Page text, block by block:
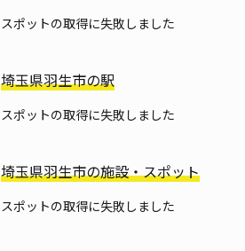
スポットの取得に失敗しました
埼玉県羽生市の駅
スポットの取得に失敗しました
埼玉県羽生市の施設・スポット
スポットの取得に失敗しました